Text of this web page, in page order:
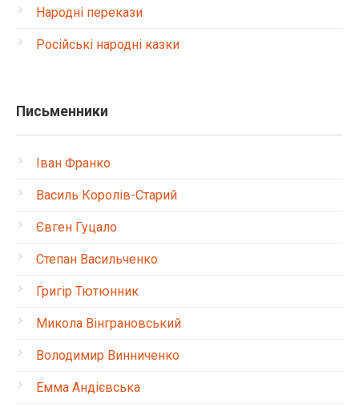
Народні перекази
Російські народні казки
Письменники
Іван Франко
Василь Королів-Старий
Євген Гуцало
Степан Васильченко
Григір Тютюнник
Микола Вінграновський
Володимир Винниченко
Емма Андієвська